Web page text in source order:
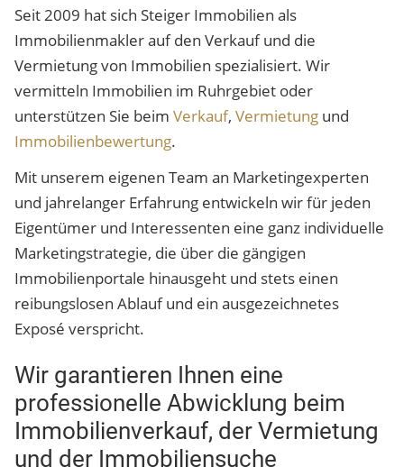
Seit 2009 hat sich Steiger Immobilien als
Immobilienmakler auf den Verkauf und die
Vermietung von Immobilien spezialisiert. Wir
vermitteln Immobilien im Ruhrgebiet oder
unterstützen Sie beim Verkauf, Vermietung und
Immobilienbewertung.
Mit unserem eigenen Team an Marketingexperten
und jahrelanger Erfahrung entwickeln wir für jeden
Eigentümer und Interessenten eine ganz individuelle
Marketingstrategie, die über die gängigen
Immobilienportale hinausgeht und stets einen
reibungslosen Ablauf und ein ausgezeichnetes
Exposé verspricht.
Wir garantieren Ihnen eine
professionelle Abwicklung beim
Immobilienverkauf, der Vermietung
und der Immobiliensuche